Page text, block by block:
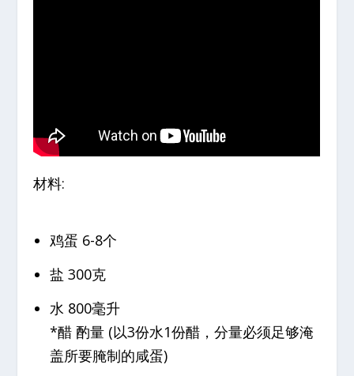
材料:
鸡蛋 6-8个
盐 300克
水 800毫升
*醋 酌量 (以3份水1份醋，分量必须足够淹
盖所要腌制的咸蛋)